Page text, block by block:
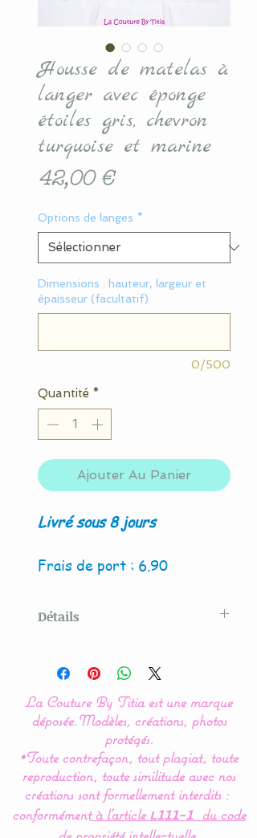
Housse de matelas à
langer avec éponge
étoiles gris, chevron
turquoise et marine
42,00 €Prix
Options de langes *
Dimensions : hauteur, largeur et
épaisseur (facultatif)
0/500
Quantité *
Ajouter Au Panier
Livré sous 8 jours
Frais de port : 6.90
Détails
By Titia
La housse de matelas à
langer est indispensable
pour la protection de votre
tapis à langer et le confort
de bébé.
La Couture By Titia est une marque
déposée.Modèles, créations, photos
protégés.
*Toute contrefaçon, tout plagiat, toute
reproduction, toute similitude avec nos
créations sont formellement interdits :
conformémentà l’article L111-1
du code